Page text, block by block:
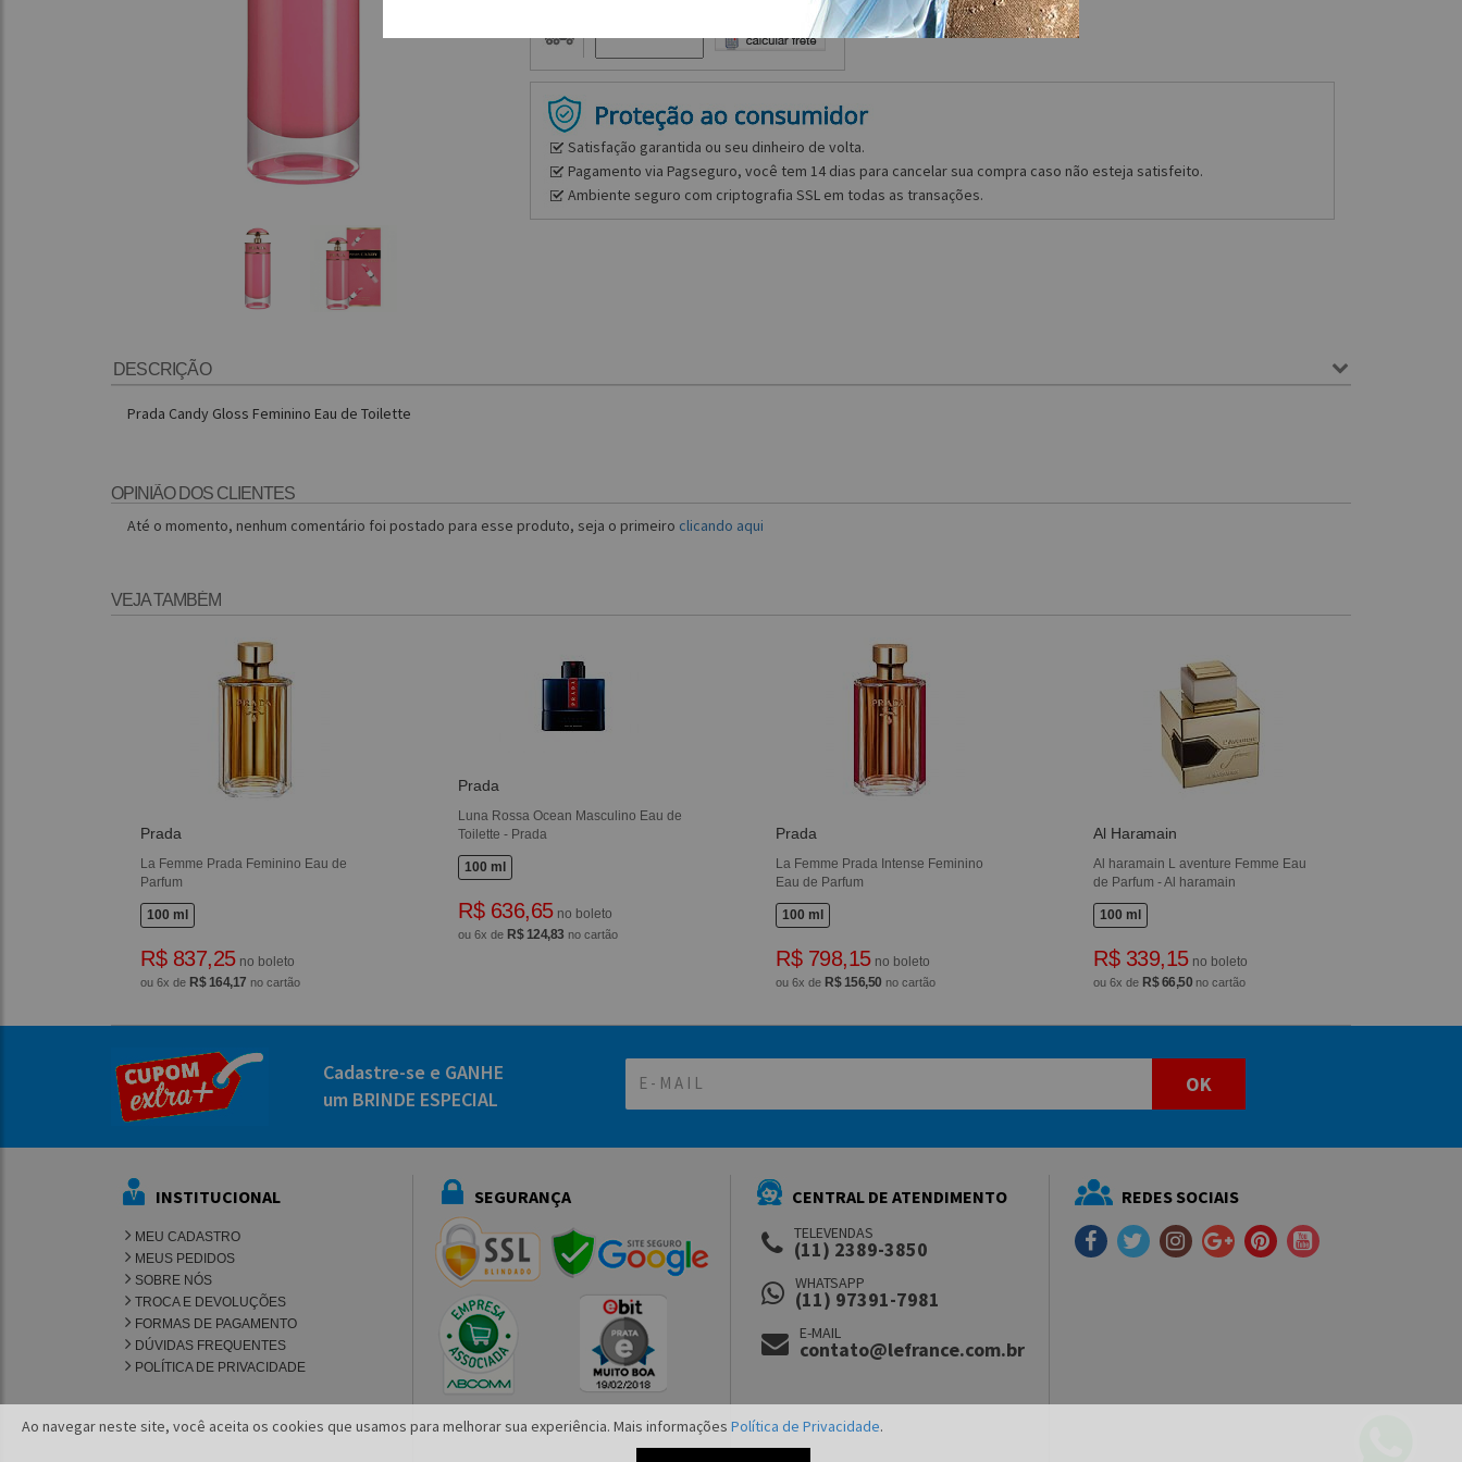
Ao navegar neste site, você aceita os cookies que usamos para melhorar sua experiência. Mais informações Política de Privacidade.
Satisfação garantida ou seu dinheiro de volta.
Pagamento via Pagseguro, você tem 14 dias para cancelar sua compra caso não esteja satisfeito.
Ambiente seguro com criptografia SSL em todas as transações.
DESCRIÇÃO
Prada Candy Gloss Feminino Eau de Toilette
OPINIÃO DOS CLIENTES
Até o momento, nenhum comentário foi postado para esse produto, seja o primeiro clicando aqui
VEJA TAMBÉM
Prada
La Femme Prada Feminino Eau de
Parfum
100 ml
R$ 837,25no boleto
ou 6x de R$ 164,17 no cartão
Prada
Luna Rossa Ocean Masculino Eau de
Toilette - Prada
100 ml
R$ 636,65no boleto
ou 6x de R$ 124,83 no cartão
Prada
La Femme Prada Intense Feminino
Eau de Parfum
100 ml
R$ 798,15no boleto
ou 6x de R$ 156,50 no cartão
Al Haramain
Al haramain L aventure Femme Eau
de Parfum - Al haramain
100 ml
R$ 339,15no boleto
ou 6x de R$ 66,50 no cartão
Cadastre-se e GANHE
um BRINDE ESPECIAL
OK
INSTITUCIONAL
MEU CADASTRO
MEUS PEDIDOS
SOBRE NÓS
TROCA E DEVOLUÇÕES
FORMAS DE PAGAMENTO
DÚVIDAS FREQUENTES
POLÍTICA DE PRIVACIDADE
SEGURANÇA CENTRAL DE ATENDIMENTO
TELEVENDAS
(11) 2389-3850
WHATSAPP
(11) 97391-7981
E-MAIL
contato@lefrance.com.br
REDES SOCIAIS